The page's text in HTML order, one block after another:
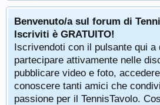
Benvenuto/a sul forum di
Iscriviti è GRATUITO!
Iscrivendoti con il pulsante qui a
partecipare attivamente nelle
pubblicare video e foto,
conoscere tanti amici che
passione per il TennisTavolo.